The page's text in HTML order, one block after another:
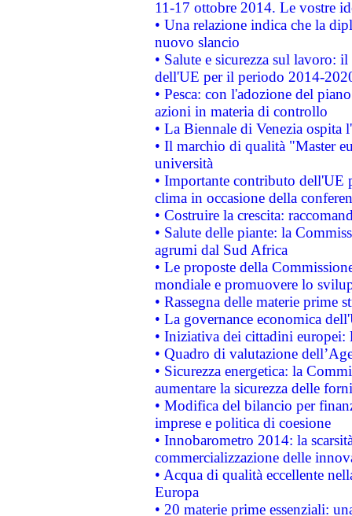
11-17 ottobre 2014. Le vostre
• Una relazione indica che la
nuovo slancio
• Salute e sicurezza sul lavoro:
dell'UE per il periodo 2014-
• Pesca: con l'adozione del
azioni in materia di controllo
• La Biennale di Venezia ospita
• Il marchio di qualità "Master
università
• Importante contributo dell'UE
clima in occasione della
• Costruire la crescita:
• Salute delle piante: la
agrumi dal Sud Africa
• Le proposte della
mondiale e promuovere lo
• Rassegna delle materie prime
• La governance economica
• Iniziativa dei cittadini
• Quadro di valutazione
• Sicurezza energetica: la
aumentare la sicurezza delle
• Modifica del bilancio per
imprese e politica di coesione
• Innobarometro 2014: la
commercializzazione delle
• Acqua di qualità eccellente
Europa
• 20 materie prime essenziali: